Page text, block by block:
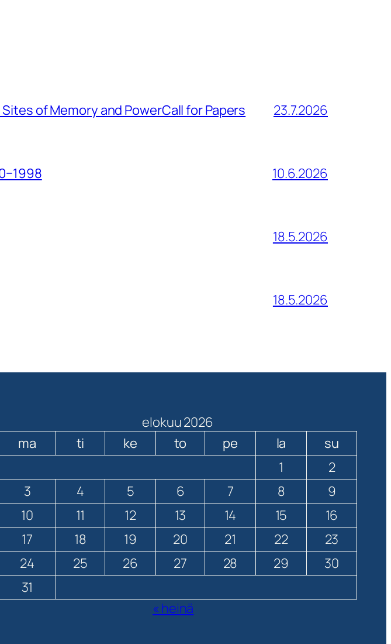
of Memory and PowerCall for Papers 23.7.2026
10.6.2026
18.5.2026
18.5.2026
elokuu 2026
ma
ti ke to pe la
su
1
2
3
4 5 6 7 8
9
10
11 12 13 14 15
16
17
18 19 20 21 22
23
24
25 26 27 28 29
30
31
« heinä